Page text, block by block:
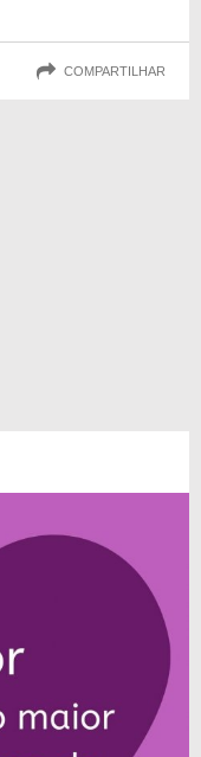
COMPARTILHAR